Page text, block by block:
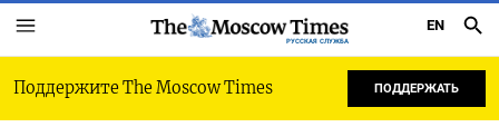
РУССКАЯ СЛУЖБА
EN
Поддержите The Moscow Times ПОДДЕРЖАТЬ